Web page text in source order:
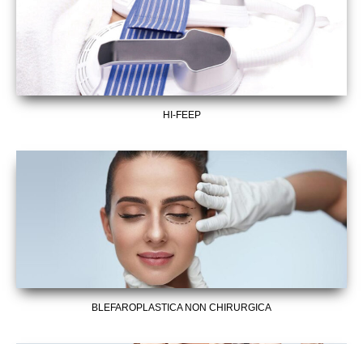
HI-FEEP
BLEFAROPLASTICA NON CHIRURGICA